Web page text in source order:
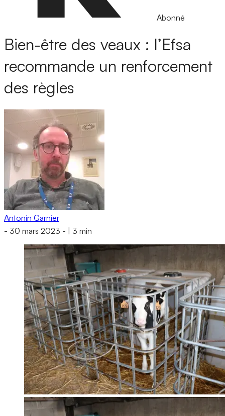
Abonné
Bien-être des veaux : l’Efsa
recommande un renforcement
des règles
Antonin Garnier
- 30 mars 2023 - 3 min